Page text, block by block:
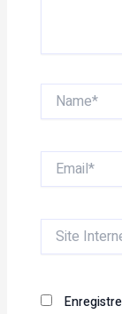
Name*
Email*
Site
Internet